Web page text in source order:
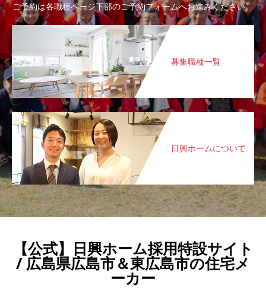
ご予約は各職種ページ下部のご予約フォームへお進みください。
募集職種一覧
日興ホームについて
【公式】日興ホーム採用特設サイト
/ 広島県広島市＆東広島市の住宅メ
ーカー